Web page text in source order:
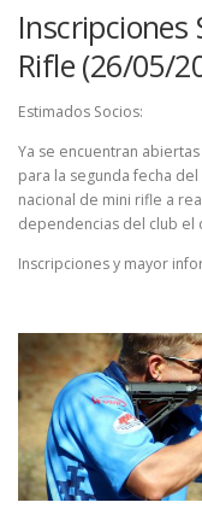
RESULTADOS
CERTIFICADOS
Inscripciones
Rifle (26/05/
Estimados Socios:
Ya se encuentran
para la segunda fecha
nacional de mini rifle a
dependencias del club el
Inscripciones y mayor